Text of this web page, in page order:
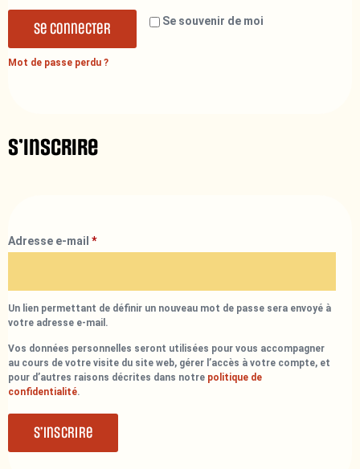
Se souvenir de moi
Se connecter
Mot de passe perdu ?
S’inscrire
Adresse e-mail *
Un lien permettant de définir un nouveau mot de passe sera envoyé à
votre adresse e-mail.
Vos données personnelles seront utilisées pour vous accompagner
au cours de votre visite du site web, gérer l’accès à votre compte, et
pour d’autres raisons décrites dans notre politique de
confidentialité.
S’inscrire